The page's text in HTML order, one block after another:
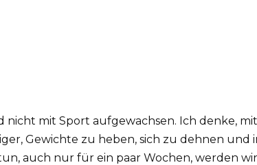
nicht mit Sport aufgewachsen. Ich denke,
Gewichte zu heben, sich zu dehnen und
auch nur für ein paar Wochen, werden